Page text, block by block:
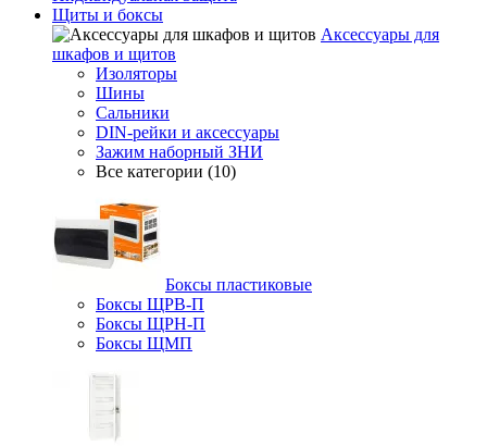
Щиты и боксы
Аксессуары для
шкафов и щитов
Изоляторы
Шины
Сальники
DIN-рейки и аксессуары
Зажим наборный ЗНИ
Все категории (10)
Боксы пластиковые
Боксы ЩРВ-П
Боксы ЩРН-П
Боксы ЩМП